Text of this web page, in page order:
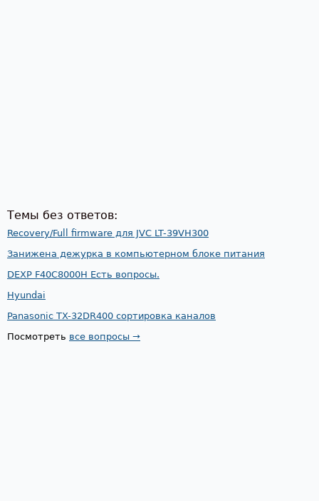
Темы без ответов:
Recovery/Full firmware для JVC LT-39VH300
Занижена дежурка в компьютерном блоке питания
DEXP F40C8000H Есть вопросы.
Hyundai
Panasonic TX-32DR400 сортировка каналов
Посмотреть все вопросы →